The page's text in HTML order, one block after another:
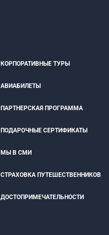
КОРПОРАТИВНЫЕ ТУРЫ
АВИАБИЛЕТЫ
ПАРТНЕРСКАЯ ПРОГРАММА
ПОДАРОЧНЫЕ СЕРТИФИКАТЫ
МЫ В СМИ
СТРАХОВКА ПУТЕШЕСТВЕННИКОВ
ДОСТОПРИМЕЧАТЕЛЬНОСТИ